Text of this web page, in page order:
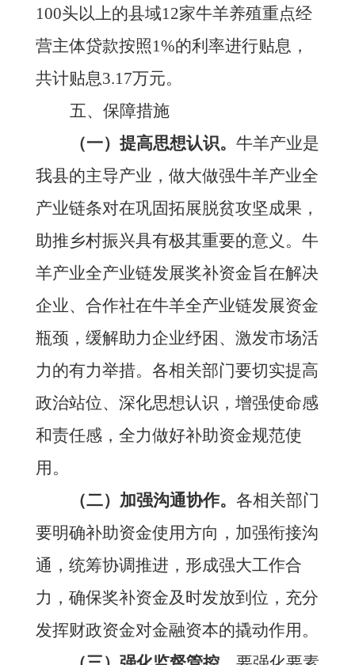
100头以上的县域12家牛羊养殖重点经
营主体贷款按照1%的利率进行贴息，
共计贴息3.17万元。
五、保障措施
（一）提高思想认识。 牛羊产业是
我县的主导产业，做大做强牛羊产业全
产业链条对在巩固拓展脱贫攻坚成果，
助推乡村振兴具有极其重要的意义。牛
羊产业全产业链发展奖补资金旨在解决
企业、合作社在牛羊全产业链发展资金
瓶颈，缓解助力企业纾困、激发市场活
力的有力举措。各相关部门要切实提高
政治站位、深化思想认识，增强使命感
和责任感，全力做好补助资金规范使
用 。
（二）加强沟通协作。 各相关部门
要明确补助资金使用方向 ，加强衔接沟
通，统筹协调推进，形成强大工作合
力，确保奖补资金及时发放到位，充分
发挥财政资金对金融资本的撬动作用。